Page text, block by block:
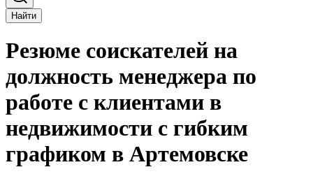
Найти
Резюме соискателей на
должность менеджера по
работе с клиентами в
недвижимости с гибким
графиком в Артемовске